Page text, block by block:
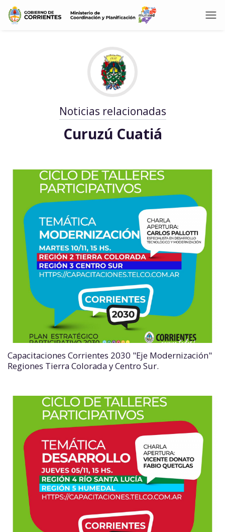
Noticias relacionadas
Curuzú Cuatiá
Capacitaciones Corrientes 2030 "Eje Modernización"
Regiones Tierra Colorada y Centro Sur.